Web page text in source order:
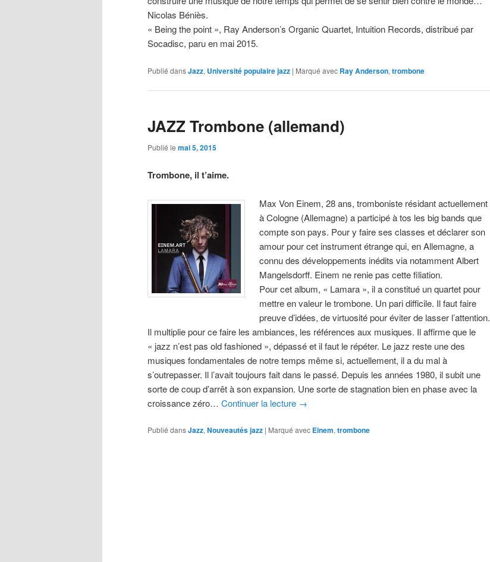
Nicolas Béniès.
« Being the point », Ray Anderson’s Organic Quartet, Intuition Records, distribué par
Socadisc, paru en mai 2015.
Publié dansJazz, Université populaire jazz | Marqué avec Ray Anderson, trombone
JAZZ Trombone (allemand)
Publié le mai 5, 2015
Trombone, il t’aime.
Max Von Einem, 28 ans, tromboniste résidant actuellement
à Cologne (Allemagne) a participé à tos les big bands que
compte son pays. Pour y faire ses classes et déclarer son
amour pour cet instrument étrange qui, en Allemagne, a
connu des développements inédits via notamment Albert
Mangelsdorff. Einem ne renie pas cette filiation.
Pour cet album, « Lamara », il a constitué un quartet pour
mettre en valeur le trombone. Un pari difficile. Il faut faire
preuve d’idées, de virtuosité pour éviter de lasser l’attention.
Il multiplie pour ce faire les ambiances, les références aux musiques. Il affirme que le
« jazz n’est pas old fashioned », dépassé et il faut le répéter. Le jazz reste une des
musiques fondamentales de notre temps même si, actuellement, il a du mal à
s’outrepasser. Il l’avait toujours fait dans le passé. Depuis les années 1980, il subit une
sorte de coup d’arrêt à son expansion. Une sorte de stagnation bien en phase avec la
croissance zéro… Continuer la lecture →
Publié dansJazz, Nouveautés jazz | Marqué avec Einem, trombone